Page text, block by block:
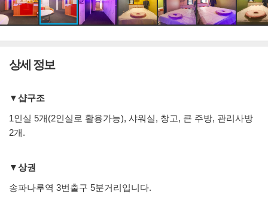
상세 정보
▼샵구조
1인실 5개(2인실로 활용가능), 샤워실, 창고, 큰 주방, 관리사방
2개.
▼상권
송파나루역 3번출구 5분거리입니다.